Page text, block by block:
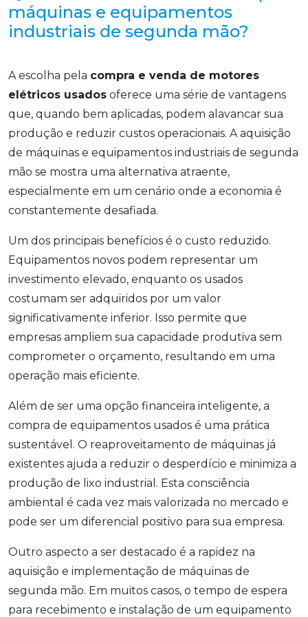
máquinas e equipamentos
industriais de segunda mão?
A escolha pela compra e venda de motores
elétricos usados oferece uma série de vantagens
que, quando bem aplicadas, podem alavancar sua
produção e reduzir custos operacionais. A aquisição
de máquinas e equipamentos industriais de segunda
mão se mostra uma alternativa atraente,
especialmente em um cenário onde a economia é
constantemente desafiada.
Um dos principais benefícios é o custo reduzido.
Equipamentos novos podem representar um
investimento elevado, enquanto os usados
costumam ser adquiridos por um valor
significativamente inferior. Isso permite que
empresas ampliem sua capacidade produtiva sem
comprometer o orçamento, resultando em uma
operação mais eficiente.
Além de ser uma opção financeira inteligente, a
compra de equipamentos usados é uma prática
sustentável. O reaproveitamento de máquinas já
existentes ajuda a reduzir o desperdício e minimiza a
produção de lixo industrial. Esta consciência
ambiental é cada vez mais valorizada no mercado e
pode ser um diferencial positivo para sua empresa.
Outro aspecto a ser destacado é a rapidez na
aquisição e implementação de máquinas de
segunda mão. Em muitos casos, o tempo de espera
para recebimento e instalação de um equipamento